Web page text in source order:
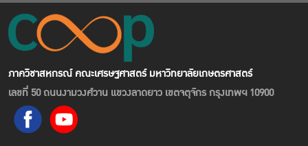
ภาควิชาสหกรณ์ คณะเศรษฐศาสตร์ มหาวิทยาลัยเกษตรศาสตร์
เลขที่ 50 ถนนงามวงศ์วาน แขวงลาดยาว เขตจตุจักร กรุงเทพฯ 10900